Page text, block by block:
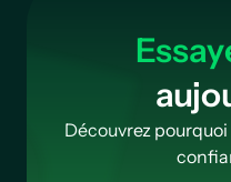
Découvrez